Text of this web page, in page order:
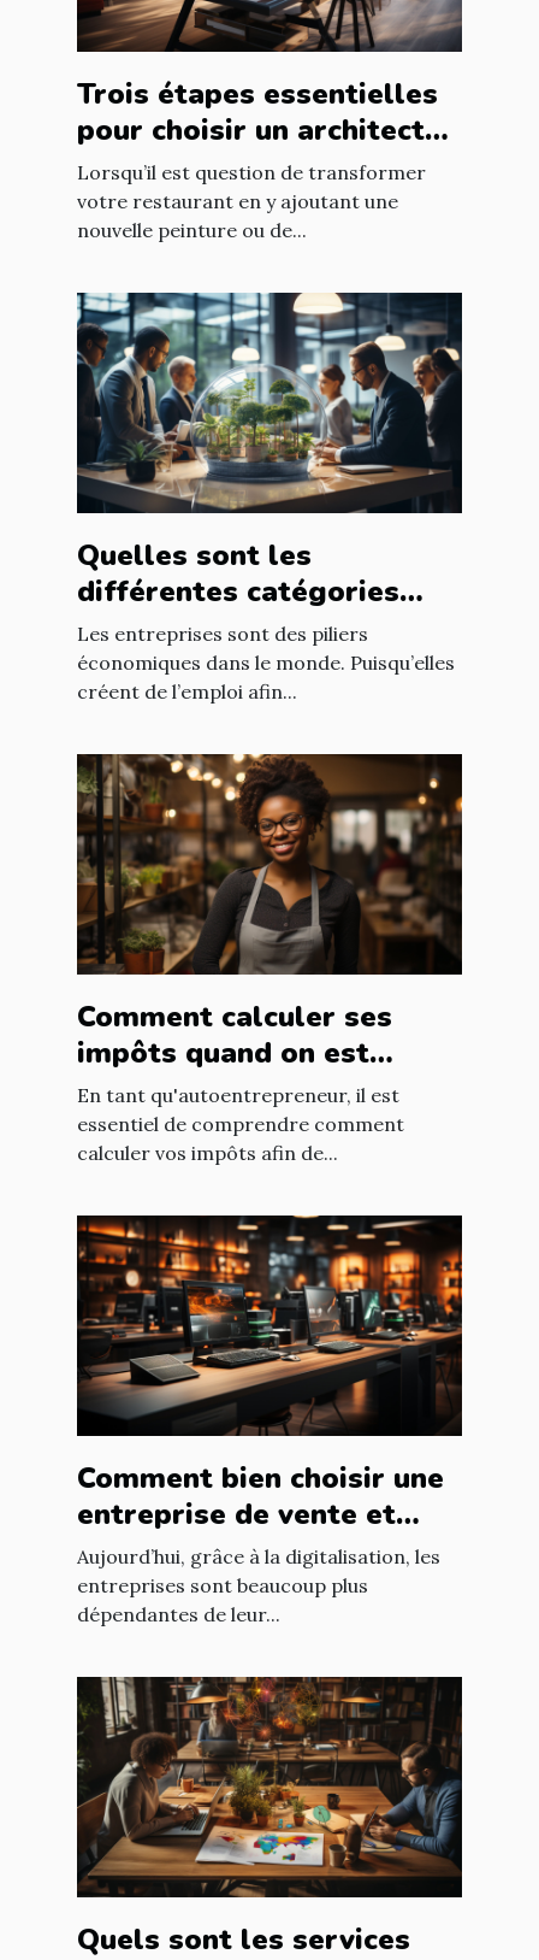
Trois étapes essentielles
pour choisir un architecte
d’intérieur
Lorsqu’il est question de transformer
votre restaurant en y ajoutant une
nouvelle peinture ou de...
Quelles sont les
différentes catégories
d’entreprise ?
Les entreprises sont des piliers
économiques dans le monde. Puisqu’elles
créent de l’emploi afin...
Comment calculer ses
impôts quand on est
autoentrepreneur ?
En tant qu'autoentrepreneur, il est
essentiel de comprendre comment
calculer vos impôts afin de...
Comment bien choisir une
entreprise de vente et
d'installation de parc
informatique ?
Aujourd’hui, grâce à la digitalisation, les
entreprises sont beaucoup plus
dépendantes de leur...
Quels sont les services